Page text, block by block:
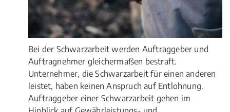
Bei der Schwarzarbeit werden Auftraggeber und
Auftragnehmer gleichermaßen bestraft.
Unternehmer, die Schwarzarbeit für einen anderen
leistet, haben keinen Anspruch auf Entlohnung.
Auftraggeber einer Schwarzarbeit gehen im